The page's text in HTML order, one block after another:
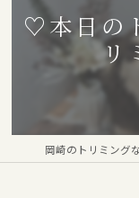
♡本日の
リ